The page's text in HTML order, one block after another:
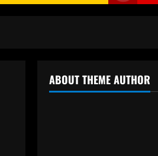
ABOUT THEME AUTHOR